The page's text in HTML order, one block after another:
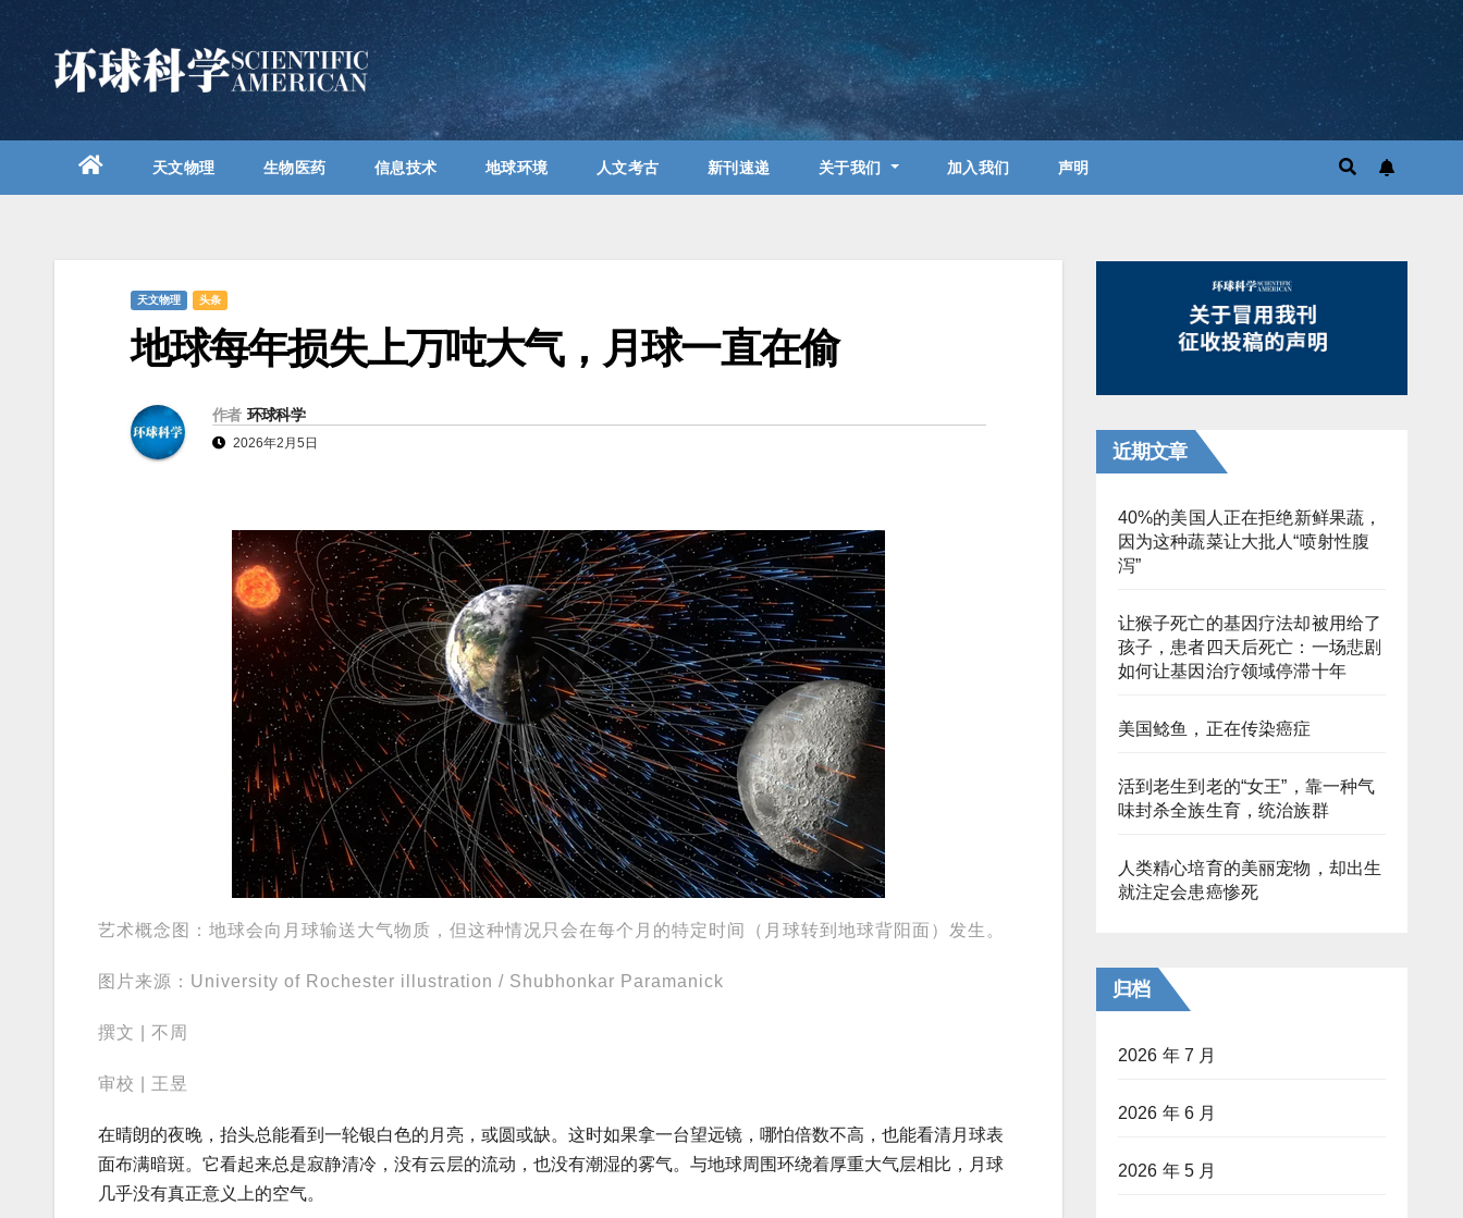
天文物理 生物医药 信息技术 地球环境 人文考古 新刊速递 关于我们 加入我们 声明
天文物理 头条
地球每年损失上万吨大气，月球一直在偷
作者 环球科学
2026年2月5日
艺术概念图：地球会向月球输送大气物质，但这种情况只会在每个月的特定时间（月球转到地球背阳面）发生。
图片来源：University of Rochester illustration / Shubhonkar Paramanick
撰文 | 不周
审校 | 王昱
在晴朗的夜晚，抬头总能看到一轮银白色的月亮，或圆或缺。这时如果拿一台望远镜，哪怕倍数不高，也能看清月球表
面布满暗斑。它看起来总是寂静清冷，没有云层的流动，也没有潮湿的雾气。与地球周围环绕着厚重大气层相比，月球
几乎没有真正意义上的空气。
近期文章
40%的美国人正在拒绝新鲜果蔬，
因为这种蔬菜让大批人“喷射性腹
泻”
让猴子死亡的基因疗法却被用给了
孩子，患者四天后死亡：一场悲剧
如何让基因治疗领域停滞十年
美国鲶鱼，正在传染癌症
活到老生到老的“女王”，靠一种气
味封杀全族生育，统治族群
人类精心培育的美丽宠物，却出生
就注定会患癌惨死
归档
2026 年 7 月
2026 年 6 月
2026 年 5 月